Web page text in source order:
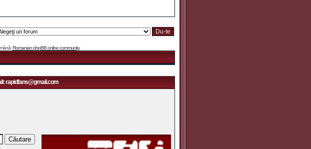
Romanian phpBB online community